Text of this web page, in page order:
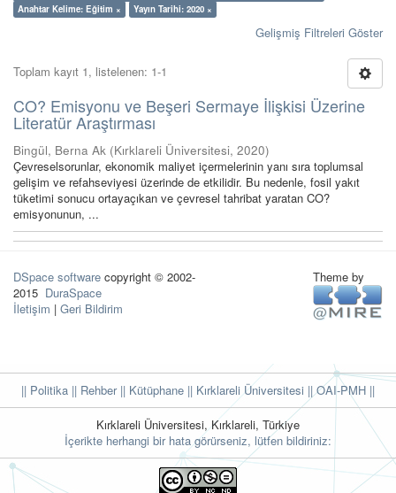
Anahtar Kelime: Eğitim ×
Yayın Tarihi: 2020 ×
Gelişmiş Filtreleri Göster
Toplam kayıt 1, listelenen: 1-1
CO? Emisyonu ve Beşeri Sermaye İlişkisi Üzerine
Literatür Araştırması
Bingül, Berna Ak (Kırklareli Üniversitesi, 2020)
Çevreselsorunlar, ekonomik maliyet içermelerinin yanı sıra toplumsal
gelişim ve refahseviyesi üzerinde de etkilidir. Bu nedenle, fosil yakıt
tüketimi sonucu ortayaçıkan ve çevresel tahribat yaratan CO?
emisyonunun, ...
DSpace software copyright © 2002-
2015 DuraSpace
İletişim | Geri Bildirim
Theme by
|| Politika || Rehber|| Kütüphane || Kırklareli Üniversitesi ||OAI-PMH ||
Kırklareli Üniversitesi, Kırklareli, Türkiye
İçerikte herhangi bir hata görürseniz, lütfen bildiriniz: